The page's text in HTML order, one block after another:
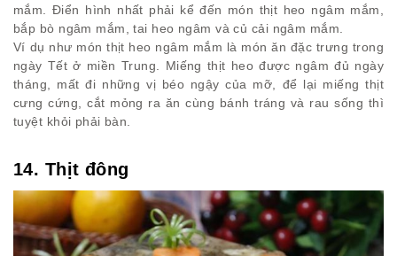
mắm. Điển hình nhất phải kể đến món thịt heo ngâm mắm,
bắp bò ngâm mắm, tai heo ngâm và củ cải ngâm mắm.
Ví dụ như món thịt heo ngâm mắm là món ăn đặc trưng trong
ngày Tết ở miền Trung. Miếng thịt heo được ngâm đủ ngày
tháng, mất đi những vị béo ngậy của mỡ, để lại miếng thịt
cưng cứng, cắt mỏng ra ăn cùng bánh tráng và rau sống thì
tuyệt khỏi phải bàn.
14. Thịt đông